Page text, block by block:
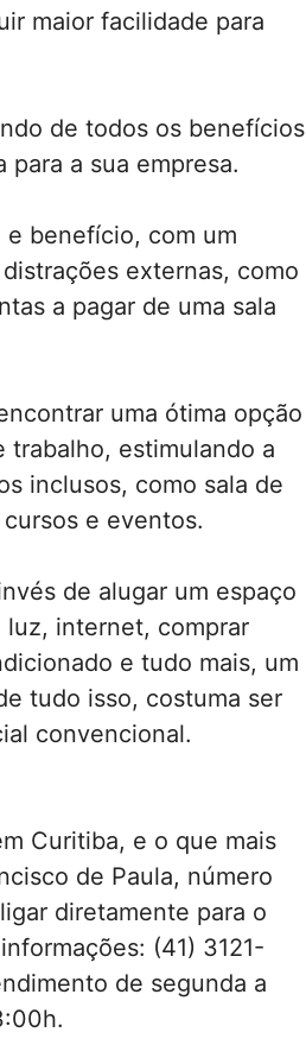
maior facilidade para
de todos os benefícios
a sua empresa.
benefício, com um
externas, como
a pagar de uma sala
uma ótima opção
trabalho, estimulando a
inclusos, como sala de
e eventos.
de alugar um espaço
luz, internet, comprar
e tudo mais, um
tudo isso, costuma ser
convencional.
Curitiba, e o que mais
de Paula, número
diretamente para o
(41) 3121-
de segunda a